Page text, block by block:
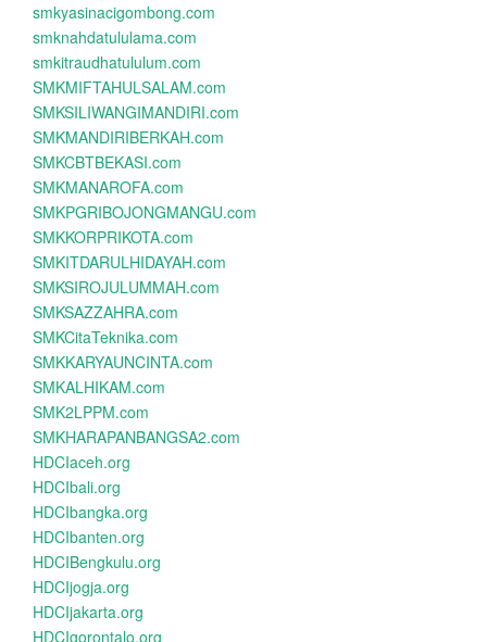
smkyasinacigombong.com
smknahdatululama.com
smkitraudhatululum.com
SMKMIFTAHULSALAM.com
SMKSILIWANGIMANDIRI.com
SMKMANDIRIBERKAH.com
SMKCBTBEKASI.com
SMKMANAROFA.com
SMKPGRIBOJONGMANGU.com
SMKKORPRIKOTA.com
SMKITDARULHIDAYAH.com
SMKSIROJULUMMAH.com
SMKSAZZAHRA.com
SMKCitaTeknika.com
SMKKARYAUNCINTA.com
SMKALHIKAM.com
SMK2LPPM.com
SMKHARAPANBANGSA2.com
HDCIaceh.org
HDCIbali.org
HDCIbangka.org
HDCIbanten.org
HDCIBengkulu.org
HDCIjogja.org
HDCIjakarta.org
HDCIgorontalo.org